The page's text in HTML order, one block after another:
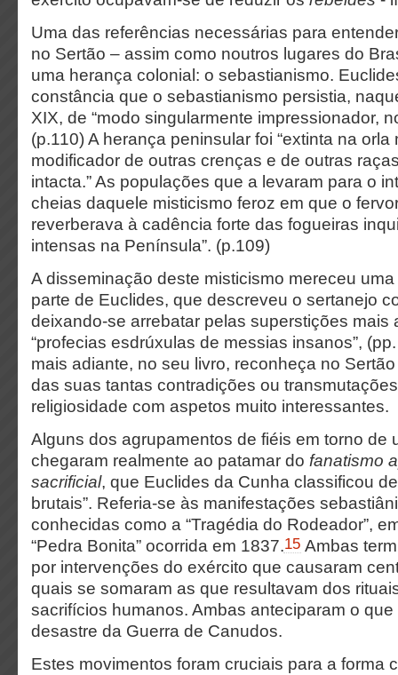
Uma das referências necessárias para
no Sertão – assim como noutros lugares do
uma herança colonial: o sebastianismo.
constância que o sebastianismo persistia,
XIX, de “modo singularmente impressionador,
(p.110) A herança peninsular foi “extinta na
modificador de outras crenças e de outras
intacta.” As populações que a levaram para o
cheias daquele misticismo feroz em que o
reverberava à cadência forte das fogueiras
intensas na Península”. (p.109)
A disseminação deste misticismo mereceu
parte de Euclides, que descreveu o sertanejo
deixando-se arrebatar pelas superstições mais
“profecias esdrúxulas de messias insanos”,
mais adiante, no seu livro, reconheça no
das suas tantas contradições ou
religiosidade com aspetos muito interessantes.
Alguns dos agrupamentos de fiéis em torno de
chegaram realmente ao patamar do fanatismo
sacrificial, que Euclides da Cunha classificou
brutais”. Referia-se às manifestações
conhecidas como a “Tragédia do Rodeador”,
“Pedra Bonita” ocorrida em 1837.15 Ambas
por intervenções do exército que causaram
quais se somaram as que resultavam dos
sacrifícios humanos. Ambas anteciparam o
desastre da Guerra de Canudos.
Estes movimentos foram cruciais para a forma